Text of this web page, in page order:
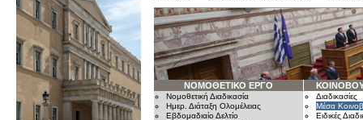
ΝΟΜΟΘΕΤΙΚΟ ΕΡΓΟ
Νομοθετική Διαδικασία
Ημερ. Διάταξη Ολομέλειας
Εβδομαδιαίο Δελτίο
Διαδικασίες
Μέσα
Ειδικές